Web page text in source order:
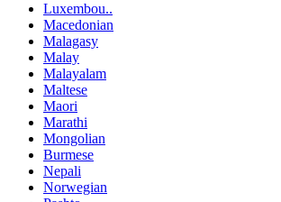
Luxembou..
Macedonian
Malagasy
Malay
Malayalam
Maltese
Maori
Marathi
Mongolian
Burmese
Nepali
Norwegian